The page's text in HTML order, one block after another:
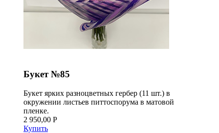
Букет №85
Букет ярких разноцветных гербер (11 шт.) в
окружении листьев питтоспорума в матовой
пленке.
2 950,00 Р
Купить